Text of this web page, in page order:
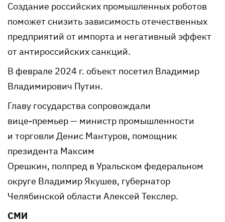
Создание российских промышленных роботов
поможет снизить зависимость отечественных
предприятий от импорта и негативный эффект
от антироссийских санкций.
В феврале 2024 г. объект посетил Владимир
Владимирович Путин.
Главу государства сопровождали
вице-премьер— министр промышленности
и торговли Денис Мантуров, помощник
президента Максим
Орешкин, полпред в Уральском федеральном
округе Владимир Якушев, губернатор
Челябинской области Алексей Текслер.
СМИ